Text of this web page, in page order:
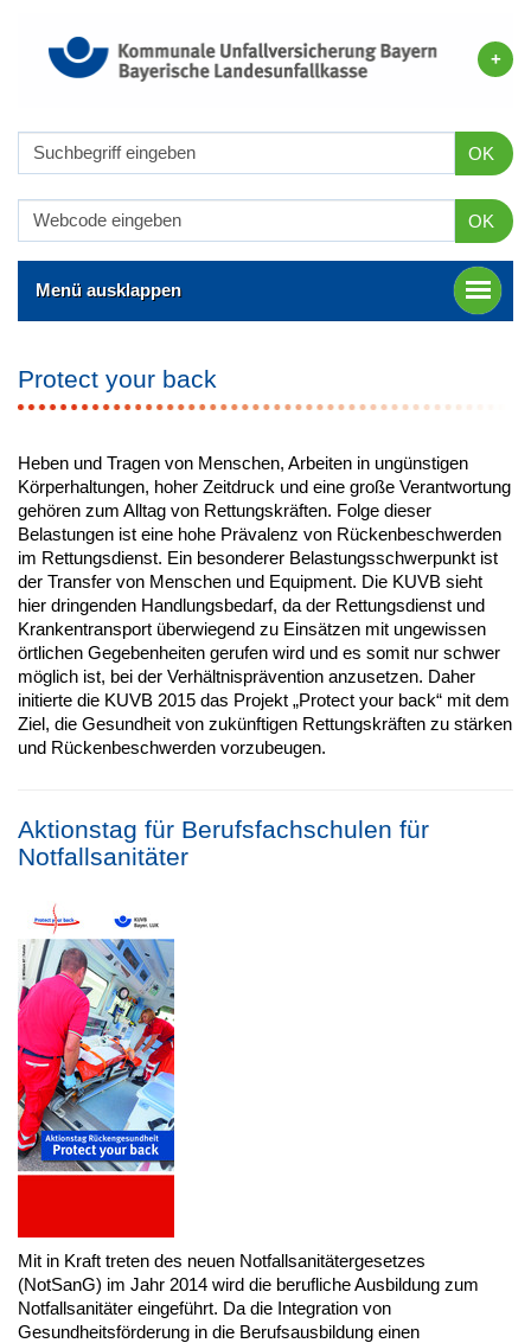
OK
OK
Menü ausklappen
Protect your back
Heben und Tragen von Menschen, Arbeiten in ungünstigen
Körperhaltungen, hoher Zeitdruck und eine große Verantwortung
gehören zum Alltag von Rettungskräften. Folge dieser
Belastungen ist eine hohe Prävalenz von Rückenbeschwerden
im Rettungsdienst. Ein besonderer Belastungsschwerpunkt ist
der Transfer von Menschen und Equipment. Die KUVB sieht
hier dringenden Handlungsbedarf, da der Rettungsdienst und
Krankentransport überwiegend zu Einsätzen mit ungewissen
örtlichen Gegebenheiten gerufen wird und es somit nur schwer
möglich ist, bei der Verhältnisprävention anzusetzen. Daher
initierte die KUVB 2015 das Projekt „Protect your back“ mit dem
Ziel, die Gesundheit von zukünftigen Rettungskräften zu stärken
und Rückenbeschwerden vorzubeugen.
Aktionstag für Berufsfachschulen für
Notfallsanitäter
Mit in Kraft treten des neuen Notfallsanitätergesetzes
(NotSanG) im Jahr 2014 wird die berufliche Ausbildung zum
Notfallsanitäter eingeführt. Da die Integration von
Gesundheitsförderung in die Berufsausbildung einen